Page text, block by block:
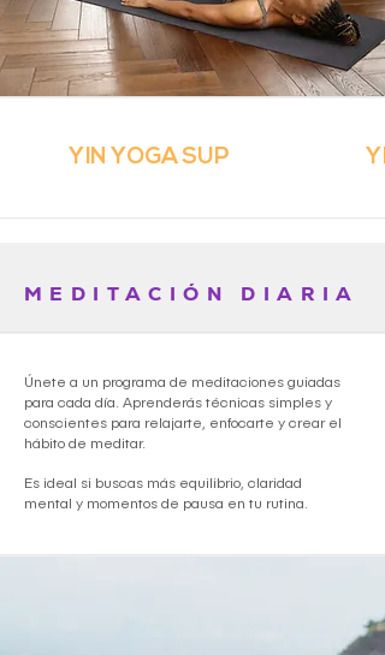
YIN YOGA SUP
MEDITACIÓN DIARIA
Únete a un programa de meditaciones guiadas
para cada día. Aprenderás técnicas simples y
conscientes para relajarte, enfocarte y crear el
hábito de meditar.
Es ideal si buscas más equilibrio, claridad
mental y momentos de pausa en tu rutina.